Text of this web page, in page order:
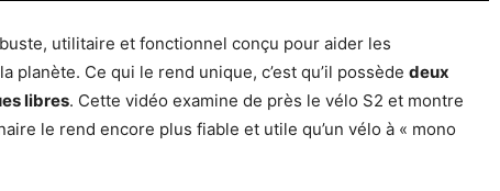
utilitaire et fonctionnel conçu pour aider les
planète. Ce qui le rend unique, c’est qu’il possède deux
libres. Cette vidéo examine de près le vélo S2 et montre
le rend encore plus fiable et utile qu’un vélo à « mono